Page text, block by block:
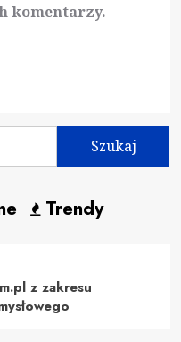
komentarzy.
Trendy
z zakresu